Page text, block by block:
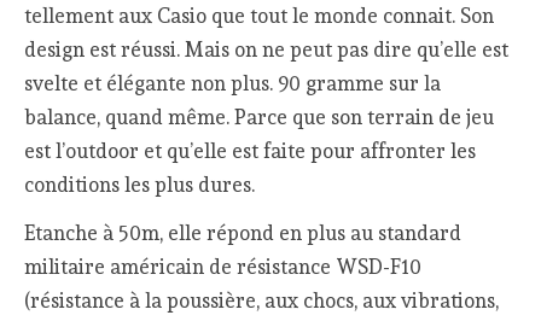
tellement aux Casio que tout le monde connait. Son
design est réussi. Mais on ne peut pas dire qu’elle est
svelte et élégante non plus. 90 gramme sur la
balance, quand même. Parce que son terrain de jeu
est l’outdoor et qu’elle est faite pour affronter les
conditions les plus dures.
Etanche à 50m, elle répond en plus au standard
militaire américain de résistance WSD-F10
(résistance à la poussière, aux chocs, aux vibrations,